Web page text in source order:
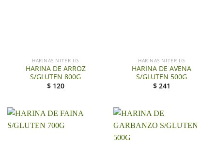
HARINAS NITER LG
HARINA DE ARROZ
S/GLUTEN 800G
$ 120
HARINAS NITER LG
HARINA DE AVENA
S/GLUTEN 500G
$ 241